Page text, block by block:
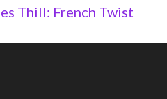
Thill: French Twist